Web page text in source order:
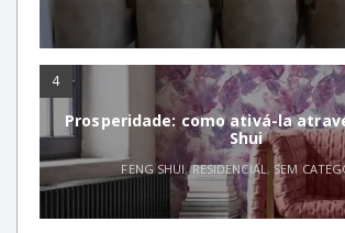
4
Prosperidade: como ativá-la
Shui
FENG SHUI,RESIDENCIAL ,SEM